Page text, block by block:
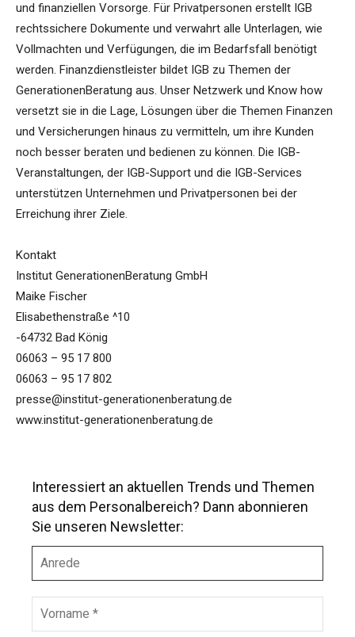
und finanziellen Vorsorge. Für Privatpersonen erstellt IGB
rechtssichere Dokumente und verwahrt alle Unterlagen, wie
Vollmachten und Verfügungen, die im Bedarfsfall benötigt
werden. Finanzdienstleister bildet IGB zu Themen der
GenerationenBeratung aus. Unser Netzwerk und Know how
versetzt sie in die Lage, Lösungen über die Themen Finanzen
und Versicherungen hinaus zu vermitteln, um ihre Kunden
noch besser beraten und bedienen zu können. Die IGB-
Veranstaltungen, der IGB-Support und die IGB-Services
unterstützen Unternehmen und Privatpersonen bei der
Erreichung ihrer Ziele.
Kontakt
Institut GenerationenBeratung GmbH
Maike Fischer
Elisabethenstraße ^10
-64732 Bad König
06063 – 95 17 800
06063 – 95 17 802
presse@institut-generationenberatung.de
www.institut-generationenberatung.de
Interessiert an aktuellen Trends und Themen
aus dem Personalbereich? Dann abonnieren
Sie unseren Newsletter:
r
e
e
r